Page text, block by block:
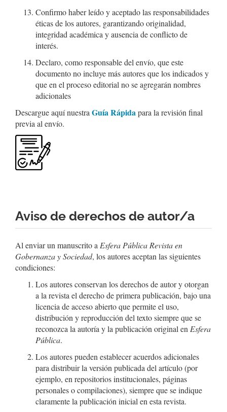
Confirmo haber leído y aceptado las responsabilidades
éticas de los autores, garantizando originalidad,
integridad académica y ausencia de conflicto de
interés.
Declaro, como responsable del envío, que este
documento no incluye más autores que los indicados y
que en el proceso editorial no se agregarán nombres
adicionales
Descargue aquí nuestra Guía Rápidapara la revisión final
previa al envío.
Aviso de derechos de autor/a
Al enviar un manuscrito a Esfera Pública Revista en
Gobernanza y Sociedad, los autores aceptan las siguientes
condiciones:
Los autores conservan los derechos de autor y otorgan
a la revista el derecho de primera publicación, bajo una
licencia de acceso abierto que permite el uso,
distribución y reproducción del texto siempre que se
reconozca la autoría y la publicación original en Esfera
Pública.
Los autores pueden establecer acuerdos adicionales
para distribuir la versión publicada del artículo (por
ejemplo, en repositorios institucionales, páginas
personales o compilaciones), siempre que se indique
claramente la publicación inicial en esta revista.